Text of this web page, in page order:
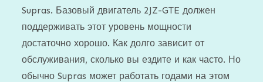
Supras. Базовый двигатель 2JZ-GTE должен
поддерживать этот уровень мощности
достаточно хорошо. Как долго зависит от
обслуживания, сколько вы ездите и как часто. Но
обычно Supras может работать годами на этом